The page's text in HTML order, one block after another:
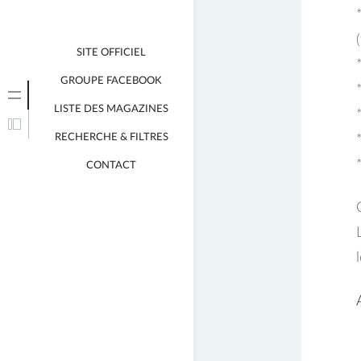
SITE OFFICIEL
GROUPE FACEBOOK
LISTE DES MAGAZINES
RECHERCHE & FILTRES
CONTACT